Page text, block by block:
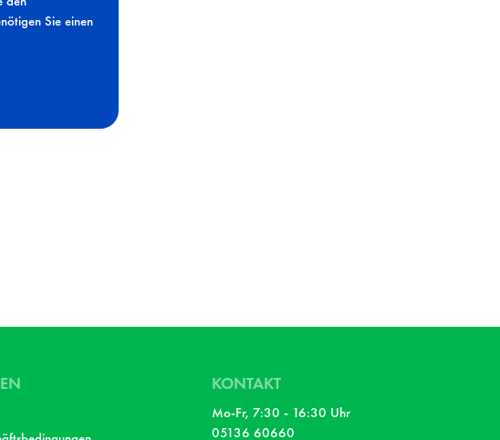
Sie einen
KONTAKT
Mo-Fr, 7:30 - 16:30 Uhr
05136 60660